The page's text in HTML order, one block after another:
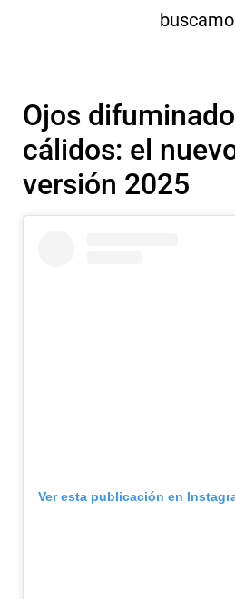
Ojos
cálidos: el
versión 2025
Ver esta publicación en